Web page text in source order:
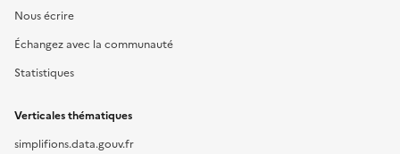
Nous écrire
Échangez avec la communauté
Statistiques
Verticales thématiques
simplifions.data.gouv.fr